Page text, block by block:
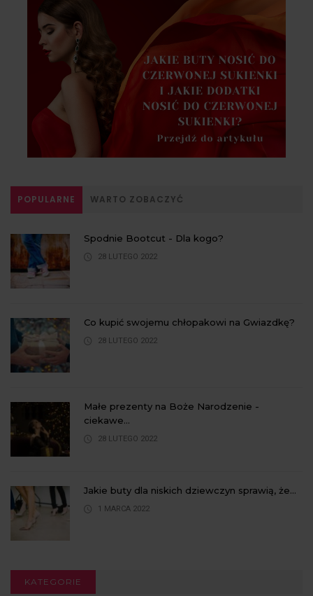
POPULARNE WARTO ZOBACZYĆ
Spodnie Bootcut - Dla kogo?
28 LUTEGO 2022
Co kupić swojemu chłopakowi na Gwiazdkę?
28 LUTEGO 2022
Małe prezenty na Boże Narodzenie -
ciekawe...
28 LUTEGO 2022
Jakie buty dla niskich dziewczyn sprawią, że...
1 MARCA 2022
KATEGORIE